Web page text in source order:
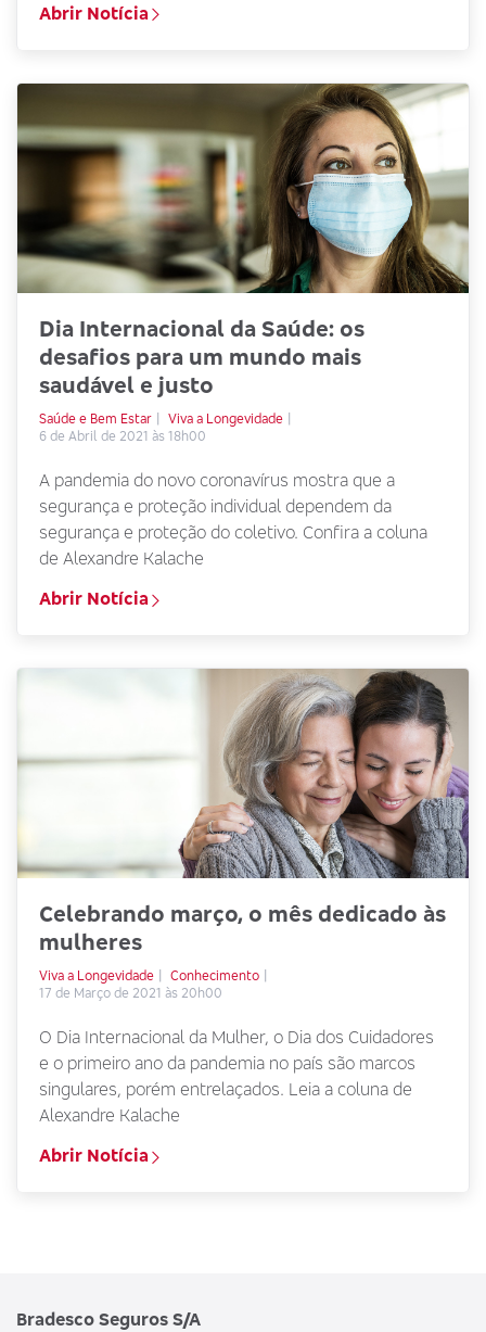
Abrir Notícia
Dia Internacional da Saúde: os
desafios para um mundo mais
saudável e justo
Saúde e Bem Estar
Viva a Longevidade
6 de Abril de 2021 às 18h00
A pandemia do novo coronavírus mostra que a
segurança e proteção individual dependem da
segurança e proteção do coletivo. Confira a coluna
de Alexandre Kalache
Abrir Notícia
Celebrando março, o mês dedicado às
mulheres
Viva a Longevidade
Conhecimento
17 de Março de 2021 às 20h00
O Dia Internacional da Mulher, o Dia dos Cuidadores
e o primeiro ano da pandemia no país são marcos
singulares, porém entrelaçados. Leia a coluna de
Alexandre Kalache
Abrir Notícia
Bradesco Seguros S/A